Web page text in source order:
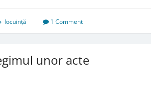
locuință 1 Comment
unor acte